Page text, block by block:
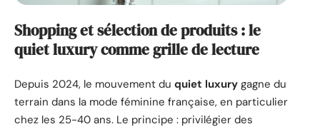
Shopping et sélection de produits : le
quiet luxury comme grille de lecture
Depuis 2024, le mouvement du quiet luxury gagne du
terrain dans la mode féminine française, en particulier
chez les 25-40 ans. Le principe : privilégier des